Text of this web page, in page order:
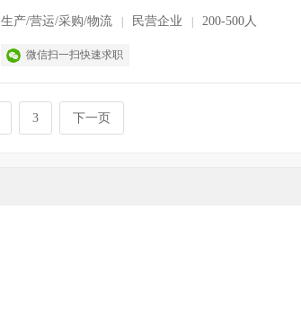
生产/营运/采购/物流 民营企业 200-500人
微信扫一扫快速求职
3 下一页